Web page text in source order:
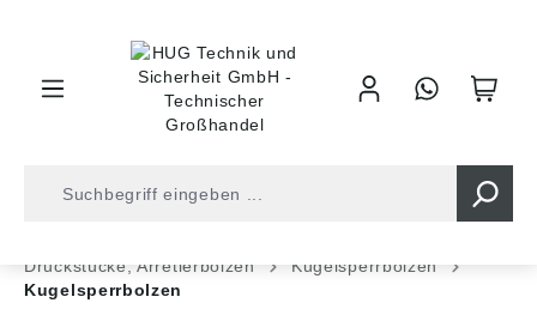
Druckstücke, Arretierbolzen
Kugelsperrbolzen
Kugelsperrbolzen